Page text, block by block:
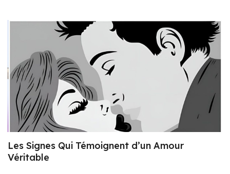
Les Signes Qui Témoignent d’un Amour
Véritable